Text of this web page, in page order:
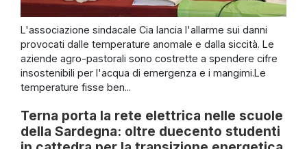
L'associazione sindacale Cia lancia l'allarme sui danni
provocati dalle temperature anomale e dalla siccità. Le
aziende agro-pastorali sono costrette a spendere cifre
insostenibili per l'acqua di emergenza e i mangimi.Le
temperature fisse ben...
Terna porta la rete elettrica nelle scuole
della Sardegna: oltre duecento studenti